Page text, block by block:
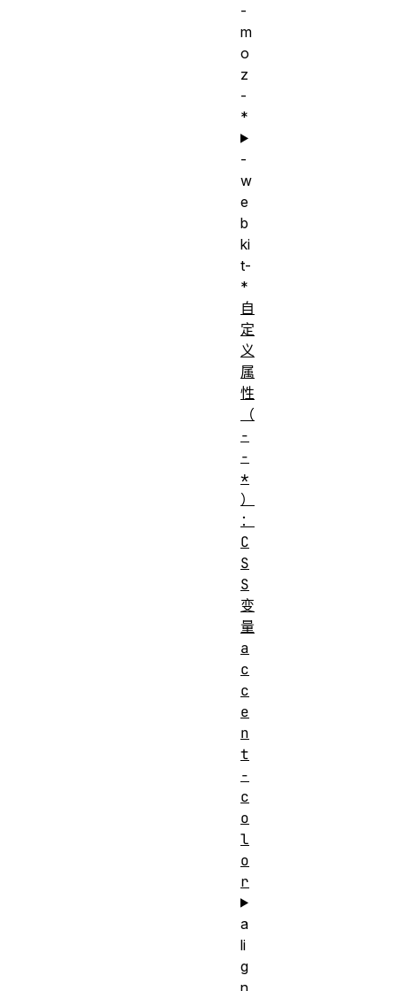
-
m
o
z
-
*
-
w
e
b
ki
t-
*
自
定
义
属
性
（
-
-
*
）
：
C
S
S
变
量
a
c
c
e
n
t
-
c
o
l
o
r
a
li
g
n